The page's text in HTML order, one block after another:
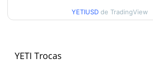
YETIUSD de TradingView
YETI Trocas